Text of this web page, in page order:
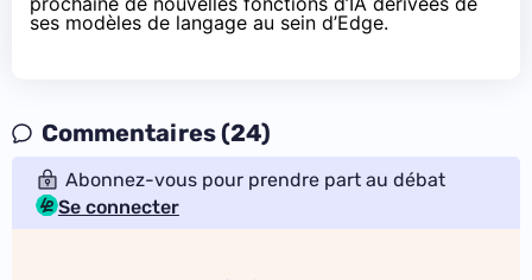
ses modèles de langage au sein d’Edge.
Commentaires (24)
Abonnez-vous pour prendre part au débat
Se connecter